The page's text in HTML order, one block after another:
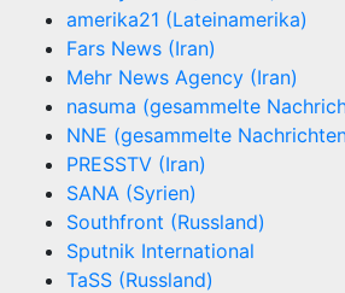
amerika21 (Lateinamerika)
Fars News (Iran)
Mehr News Agency (Iran)
nasuma (gesammelte
NNE (gesammelte
PRESSTV (Iran)
SANA (Syrien)
Southfront (Russland)
Sputnik International
TaSS (Russland)